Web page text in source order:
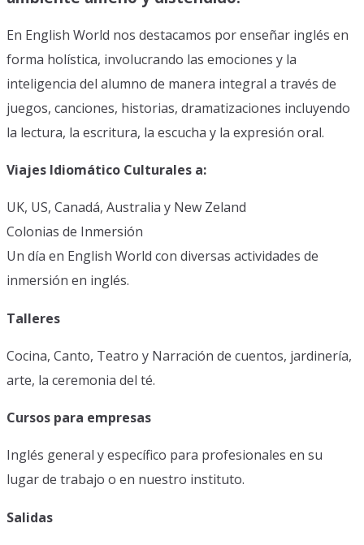
En English World nos destacamos por enseñar inglés en
forma holística, involucrando las emociones y la
inteligencia del alumno de manera integral a través de
juegos, canciones, historias, dramatizaciones incluyendo
la lectura, la escritura, la escucha y la expresión oral.
Viajes Idiomático Culturales a:
UK, US, Canadá, Australia y New Zeland
Colonias de Inmersión
Un día en English World con diversas actividades de
inmersión en inglés.
Talleres
Cocina, Canto, Teatro y Narración de cuentos, jardinería,
arte, la ceremonia del té.
Cursos para empresas
Inglés general y específico para profesionales en su
lugar de trabajo o en nuestro instituto.
Salidas